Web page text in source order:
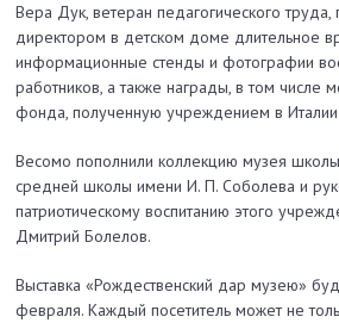
Вера Дук, ветеран педагогического
директором в детском доме длительное
информационные стенды и фотографии
работников, а также награды, в том числе
фонда, полученную учреждением в
Весомо пополнили коллекцию музея
средней школы имени И. П. Соболева и
патриотическому воспитанию этого
Дмитрий Болелов.
Выставка «Рождественский дар музею»
февраля. Каждый посетитель может не